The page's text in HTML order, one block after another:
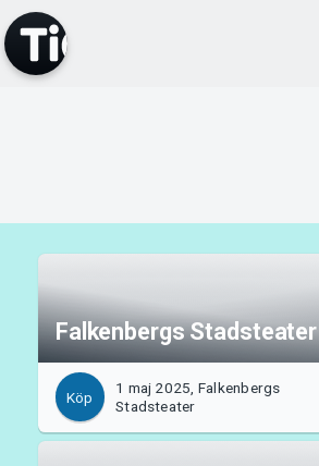
Falkenbergs Stadsteater
Köp
1 maj 2025, Falkenbergs
Stadsteater